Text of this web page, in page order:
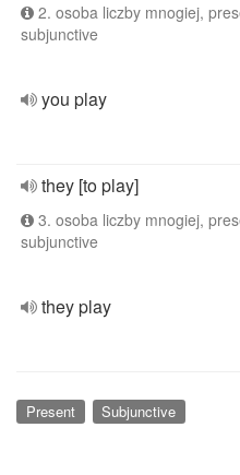
2. osoba liczby mnogiej,
subjunctive
you play
they [to play]
3. osoba liczby mnogiej,
subjunctive
they play
Present Subjunctive